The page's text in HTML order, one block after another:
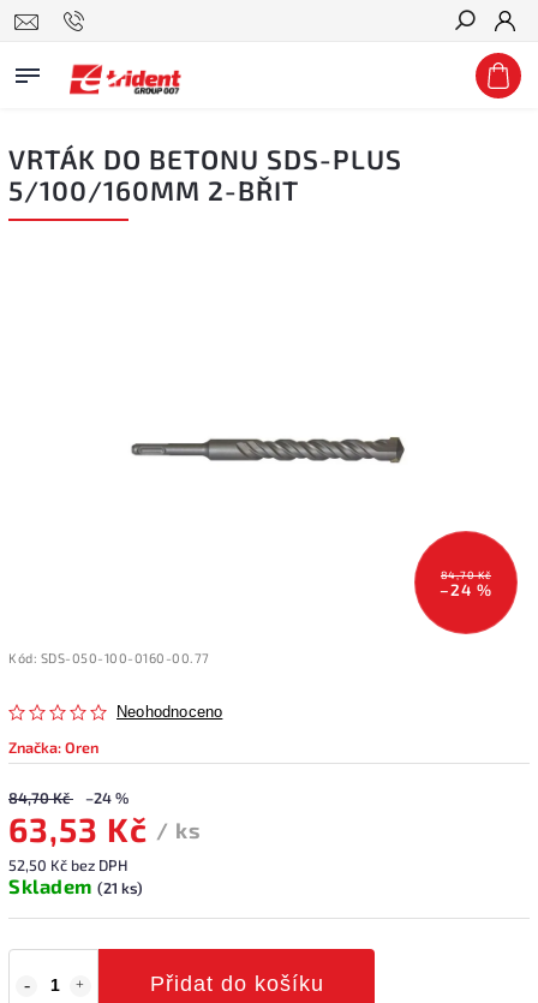
Hledat
VRTÁK DO BETONU SDS-PLUS
5/100/160MM 2-BŘIT
84,70 Kč
–24 %
Kód: SDS-050-100-0160-00.77
Neohodnoceno
Značka:Oren
84,70 Kč –24 %
63,53 Kč / ks
52,50 Kč bez DPH
Skladem (21 ks)
Přidat do košíku